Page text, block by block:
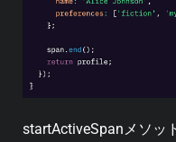
startActiveSpanメソッ